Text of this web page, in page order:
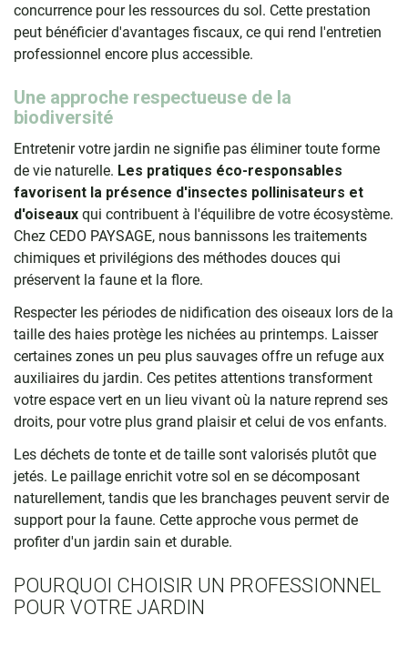
concurrence pour les ressources du sol. Cette prestation
peut bénéficier d'avantages fiscaux, ce qui rend l'entretien
professionnel encore plus accessible.
Une approche respectueuse de la
biodiversité
Entretenir votre jardin ne signifie pas éliminer toute forme
de vie naturelle. Les pratiques éco-responsables
favorisent la présence d'insectes pollinisateurs et
d'oiseaux qui contribuent à l'équilibre de votre écosystème.
Chez CEDO PAYSAGE, nous bannissons les traitements
chimiques et privilégions des méthodes douces qui
préservent la faune et la flore.
Respecter les périodes de nidification des oiseaux lors de la
taille des haies protège les nichées au printemps. Laisser
certaines zones un peu plus sauvages offre un refuge aux
auxiliaires du jardin. Ces petites attentions transforment
votre espace vert en un lieu vivant où la nature reprend ses
droits, pour votre plus grand plaisir et celui de vos enfants.
Les déchets de tonte et de taille sont valorisés plutôt que
jetés. Le paillage enrichit votre sol en se décomposant
naturellement, tandis que les branchages peuvent servir de
support pour la faune. Cette approche vous permet de
profiter d'un jardin sain et durable.
POURQUOI CHOISIR UN PROFESSIONNEL
POUR VOTRE JARDIN